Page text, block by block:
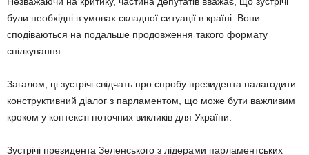
були необхідні в умовах складної ситуації в країні. Вони
сподіваються на подальше продовження такого формату
спілкування.
Загалом, ці зустрічі свідчать про спробу президента налагодити
конструктивний діалог з парламентом, що може бути важливим
кроком у контексті поточних викликів для України.
Зустрічі президента Зеленського з лідерами парламентських